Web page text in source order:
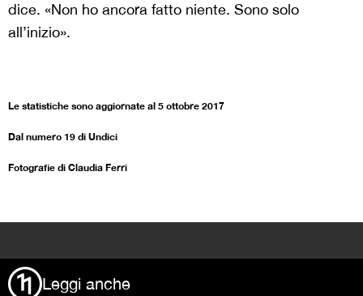
dice. «Non ho ancora fatto niente. Sono solo
all’inizio».
Le statistiche sono aggiornate al 5 ottobre 2017
Dal numero 19 di Undici
Fotografie di Claudia Ferri
Leggi anche